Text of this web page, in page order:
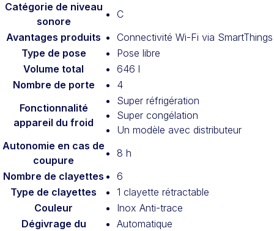
Catégorie de niveau
sonore
C
Avantages produits
Connectivité Wi-Fi via SmartThings
Type de pose
Pose libre
Volume total
646 l
Nombre de porte
4
Fonctionnalité
appareil du froid
Super réfrigération
Super congélation
Un modèle avec distributeur
Autonomie en cas de
coupure
8 h
Nombre de clayettes
6
Type de clayettes
1 clayette rétractable
Couleur
Inox Anti-trace
Dégivrage du
Automatique